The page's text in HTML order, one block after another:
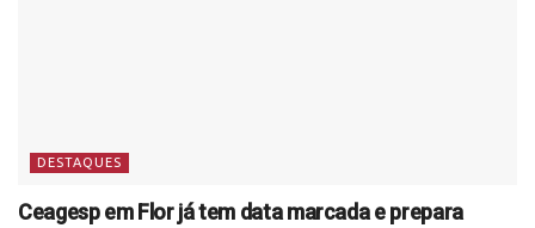
DESTAQUES
Ceagesp em Flor já tem data marcada e prepara